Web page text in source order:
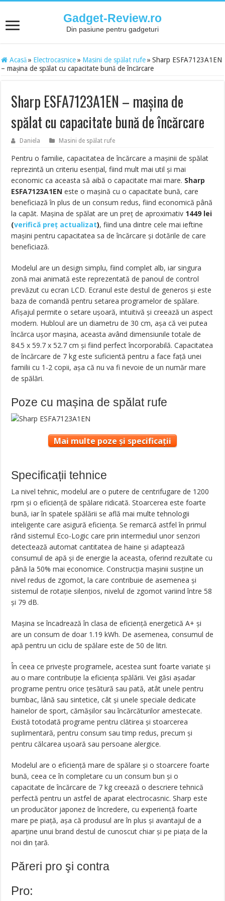
Gadget-Review.ro
Din pasiune pentru gadgeturi
Acasă » Electrocasnice » Masini de spălat rufe » Sharp ESFA7123A1EN
– mașina de spălat cu capacitate bună de încărcare
Sharp ESFA7123A1EN – mașina de
spălat cu capacitate bună de încărcare
Daniela Masini de spălat rufe
Pentru o familie, capacitatea de încărcare a mașinii de spălat
reprezintă un criteriu esențial, fiind mult mai util și mai
economic ca aceasta să aibă o capacitate mai mare. Sharp
ESFA7123A1EN este o mașină cu o capacitate bună, care
beneficiază în plus de un consum redus, fiind economică până
la capăt. Mașina de spălat are un preț de aproximativ 1449 lei
(verifică preț actualizat), fiind una dintre cele mai ieftine
mașini pentru capacitatea sa de încărcare și dotările de care
beneficiază.
Modelul are un design simplu, fiind complet alb, iar singura
zonă mai animată este reprezentată de panoul de control
prevăzut cu ecran LCD. Ecranul este destul de generos și este
baza de comandă pentru setarea programelor de spălare.
Afișajul permite o setare ușoară, intuitivă și creează un aspect
modern. Hubloul are un diametru de 30 cm, așa că vei putea
încărca ușor mașina, aceasta având dimensiunile totale de
84.5 x 59.7 x 52.7 cm și fiind perfect încorporabilă. Capacitatea
de încărcare de 7 kg este suficientă pentru a face față unei
familii cu 1-2 copii, așa că nu va fi nevoie de un număr mare
de spălări.
Poze cu mașina de spălat rufe
Mai multe poze și specificații
Specificații tehnice
La nivel tehnic, modelul are o putere de centrifugare de 1200
rpm și o eficiență de spălare ridicată. Stoarcerea este foarte
bună, iar în spatele spălării se află mai multe tehnologii
inteligente care asigură eficiența. Se remarcă astfel în primul
rând sistemul Eco-Logic care prin intermediul unor senzori
detectează automat cantitatea de haine și adaptează
consumul de apă și de energie la aceasta, oferind rezultate cu
până la 50% mai economice. Construcția mașinii susține un
nivel redus de zgomot, la care contribuie de asemenea și
sistemul de rotație silențios, nivelul de zgomot variind între 58
și 79 dB.
Mașina se încadrează în clasa de eficiență energetică A+ și
are un consum de doar 1.19 kWh. De asemenea, consumul de
apă pentru un ciclu de spălare este de 50 de litri.
În ceea ce privește programele, acestea sunt foarte variate și
au o mare contribuție la eficiența spălării. Vei găsi așadar
programe pentru orice țesătură sau pată, atât unele pentru
bumbac, lână sau sintetice, cât și unele speciale dedicate
hainelor de sport, cămășilor sau încărcăturilor amestecate.
Există totodată programe pentru clătirea și stoarcerea
suplimentară, pentru consum sau timp redus, precum și
pentru călcarea ușoară sau persoane alergice.
Modelul are o eficiență mare de spălare și o stoarcere foarte
bună, ceea ce în completare cu un consum bun și o
capacitate de încărcare de 7 kg creează o descriere tehnică
perfectă pentru un astfel de aparat electrocasnic. Sharp este
un producător japonez de încredere, cu experiență foarte
mare pe piață, așa că produsul are în plus și avantajul de a
aparține unui brand destul de cunoscut chiar și pe piața de la
noi din țară.
Păreri pro şi contra
Pro: